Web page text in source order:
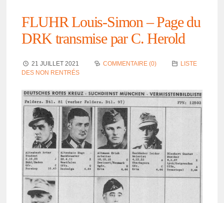
FLUHR Louis-Simon – Page du
DRK trans­mise par C. Herold
21 JUILLET 2021 COMMENTAIRE (0)
LISTE
DES NON RENTRÉS